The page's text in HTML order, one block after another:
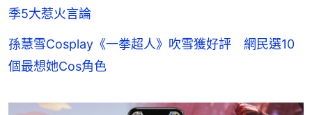
季5大惹火言論
孫慧雪Cosplay《一拳超人》吹雪獲好評 網民選10
個最想她Cos角色